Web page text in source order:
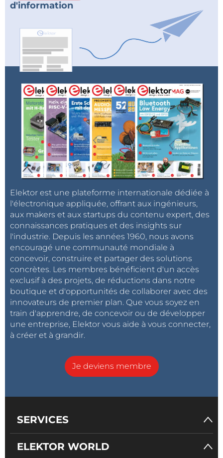
d'information
Elektor est une plateforme internationale dédiée à
l'électronique appliquée, offrant aux ingénieurs,
aux makers et aux startups du contenu expert, des
connaissances pratiques et des insights sur
l'industrie. Depuis les années 1960, nous avons
encouragé une communauté mondiale à
concevoir, construire et partager des solutions
concrètes. Les membres bénéficient d'un accès
exclusif à des projets, de réductions dans notre
boutique et d'opportunités de collaborer avec des
innovateurs de premier plan. Que vous soyez en
train d'apprendre, de concevoir ou de développer
une entreprise, Elektor vous aide à vous connecter,
à créer et à grandir.
Je deviens membre
SERVICES
ELEKTOR WORLD